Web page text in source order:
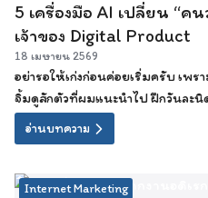
5 เครื่องมือ AI เปลี่ยน “ค
เจ้าของ Digital Product
18 เมษายน 2569
อย่ารอให้เก่งก่อนค่อยเริ่มครับ เพร
จิ้มดูสักตัวที่ผมแนะนำไป ฝึกวันละนิ
คุณจะพบว่า การเป็นเจ้าของ
เกินเอื้อมเลยจริงๆ
อ่านบทความ
Internet Marketing